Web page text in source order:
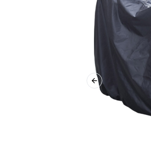
Previous slide